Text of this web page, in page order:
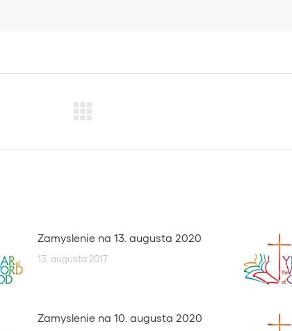
Zamyslenie na 13. augusta 2020
13. augusta 2017
Zamyslenie na 10. augusta 2020